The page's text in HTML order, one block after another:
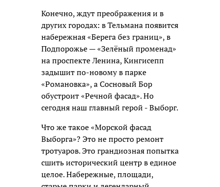
Конечно, ждут преображения и в
других городах: в Тельмана появится
набережная «Берега без границ», в
Подпорожье — «Зелёный променад»
на проспекте Ленина, Кингисепп
задышит по-новому в парке
«Романовка», а Сосновый Бор
обустроит «Речной фасад». Но
сегодня наш главный герой - Выборг.
Что же такое «Морской фасад
Выборга»? Это не просто ремонт
тротуаров. Это грандиозная попытка
сшить исторический центр в единое
целое. Набережные, площади,